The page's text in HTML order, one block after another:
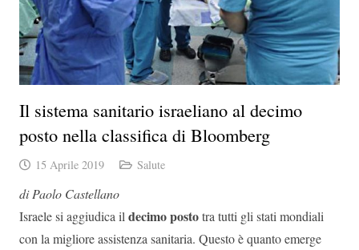
Il sistema sanitario israeliano al decimo
posto nella classifica di Bloomberg
15 Aprile 2019 Salute
di Paolo Castellano
Israele si aggiudica il decimo postotra tutti gli stati mondiali
con la migliore assistenza sanitaria. Questo è quanto emerge